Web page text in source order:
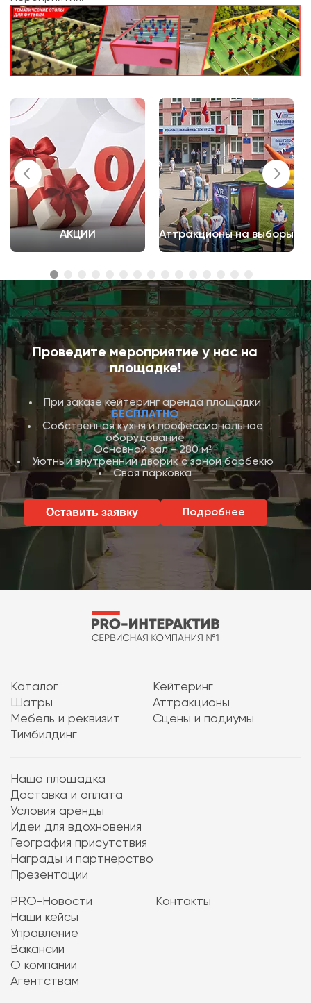
АКЦИИ Аттракционы на выборы
Проведите мероприятие у нас на
площадке!
При заказе кейтеринг аренда площадки
БЕСПЛАТНО
Собственная кухня и профессиональное
оборудование
Основной зал - 280 м²
Уютный внутренний дворик с зоной барбекю
Своя парковка
Оставить заявку Подробнее
Каталог
Кейтеринг
Шатры
Аттракционы
Мебель и реквизит
Сцены и подиумы
Тимбилдинг
Наша площадка
Доставка и оплата
Условия аренды
Идеи для вдохновения
География присутствия
Награды и партнерство
Презентации
PRO-Новости
Наши кейсы
Управление
Вакансии
О компании
Агентствам
Контакты